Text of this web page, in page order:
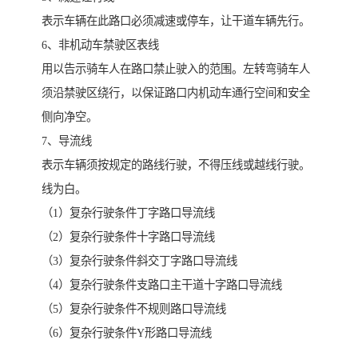
表示车辆在此路口必须减速或停车，让干道车辆先行。
6、非机动车禁驶区表线
用以告示骑车人在路口禁止驶入的范围。左转弯骑车人
须沿禁驶区绕行，以保证路口内机动车通行空间和安全
侧向净空。
7、导流线
表示车辆须按规定的路线行驶，不得压线或越线行驶。
线为白。
（1）复杂行驶条件丁字路口导流线
（2）复杂行驶条件十字路口导流线
（3）复杂行驶条件斜交丁字路口导流线
（4）复杂行驶条件支路口主干道十字路口导流线
（5）复杂行驶条件不规则路口导流线
（6）复杂行驶条件Y形路口导流线